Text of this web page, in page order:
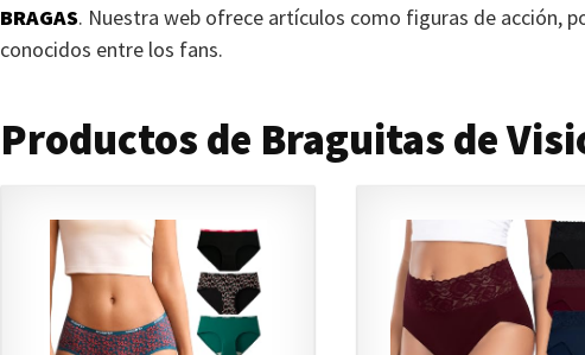
BRAGAS. Nuestra web ofrece artículos como figuras de acción,
conocidos entre los fans.
Productos de Braguitas de